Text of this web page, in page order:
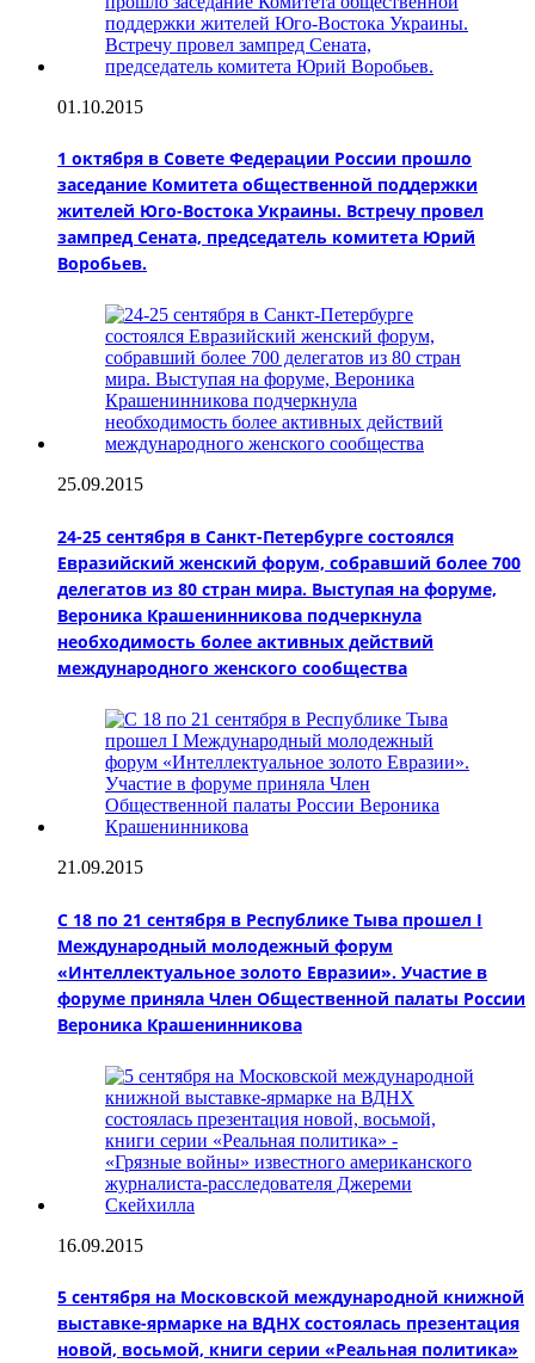
01.10.2015
1 октября в Совете Федерации России прошло
заседание Комитета общественной поддержки
жителей Юго-Востока Украины. Встречу провел
зампред Сената, председатель комитета Юрий
Воробьев.
25.09.2015
24-25 сентября в Санкт-Петербурге состоялся
Евразийский женский форум, собравший более 700
делегатов из 80 стран мира. Выступая на форуме,
Вероника Крашенинникова подчеркнула
необходимость более активных действий
международного женского сообщества
21.09.2015
C 18 по 21 сентября в Республике Тыва прошел I
Международный молодежный форум
«Интеллектуальное золото Евразии». Участие в
форуме приняла Член Общественной палаты России
Вероника Крашенинникова
16.09.2015
5 сентября на Московской международной книжной
выставке-ярмарке на ВДНХ состоялась презентация
новой, восьмой, книги серии «Реальная политика»